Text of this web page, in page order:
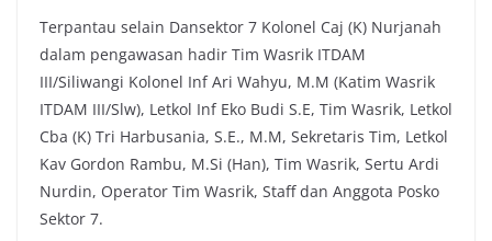
Terpantau selain Dansektor 7 Kolonel Caj (K) Nurjanah
dalam pengawasan hadir Tim Wasrik ITDAM
III/Siliwangi Kolonel Inf Ari Wahyu, M.M (Katim Wasrik
ITDAM III/Slw), Letkol Inf Eko Budi S.E, Tim Wasrik, Letkol
Cba (K) Tri Harbusania, S.E., M.M, Sekretaris Tim, Letkol
Kav Gordon Rambu, M.Si (Han), Tim Wasrik, Sertu Ardi
Nurdin, Operator Tim Wasrik, Staff dan Anggota Posko
Sektor 7.